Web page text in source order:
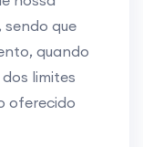
que
quando
limites
oferecido